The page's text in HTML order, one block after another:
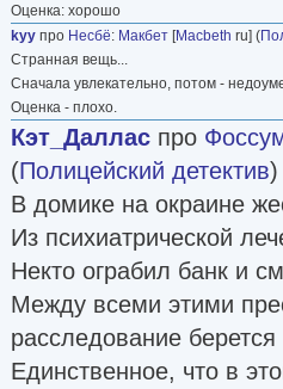
Оценка: хорошо
kyy про Несбё: Макбет [Macbeth ru] (
Странная вещь...
Сначала увлекательно, потом -
Оценка - плохо.
Кэт_Даллас про
(Полицейский детектив)
В домике на окраине
Из психиатрической
Некто ограбил банк и
Между всеми этими
расследование
Единственное, что в